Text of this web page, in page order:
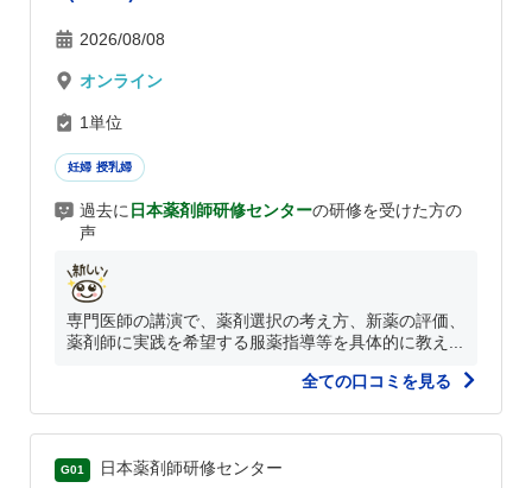
2026/08/08
オンライン
1単位
妊婦 授乳婦
過去に 日本薬剤師研修センターの研修を受けた方の
声
専門医師の講演で、薬剤選択の考え方、新薬の評価、
薬剤師に実践を希望する服薬指導等を具体的に教え...
全ての口コミを見る
G01 日本薬剤師研修センター